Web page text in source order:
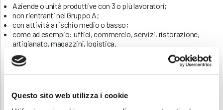
Questo sito web utilizza i cookie
Aziende o unità produttive con 3 o più lavoratori;
non rientranti nel Gruppo A;
con attività a rischio medio o basso;
come ad esempio: uffici, commercio, servizi, ristorazione,
artigianato, magazzini, logistica.
Aziende o unità produttive: con fino a 3 lavoratori;
attività a basso rischio infortunistico;
Aggiornamento obbligatorio ogni 3 anni della durata di